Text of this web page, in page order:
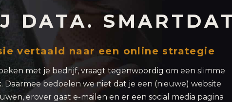
DATA.
vertaald naar een online strategie
met je bedrijf, vraagt tegenwoordig om een slimme
Daarmee bedoelen we niet dat je een (nieuwe) website
erover gaat e-mailen en er een social media pagina